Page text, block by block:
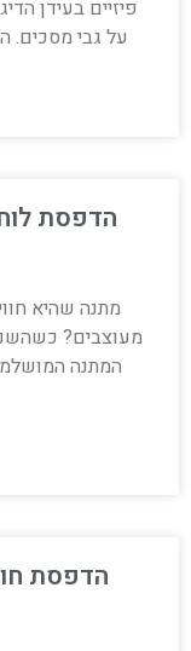
פיזיים בעידן
על גבי מסכים.
הדפסת
מתנה שהיא
מעוצבים?
המתנה
הדפסת